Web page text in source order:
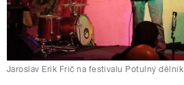
Jaroslav Erik Frič na festivalu Potulný dělník